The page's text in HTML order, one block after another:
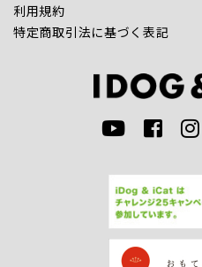
利用規約
特定商取引法に基づく表記